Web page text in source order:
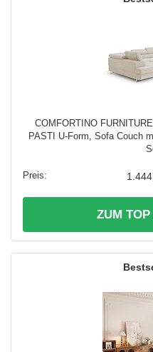
COMFORTINO
PASTI U-Form, Sofa Couch
ZUM